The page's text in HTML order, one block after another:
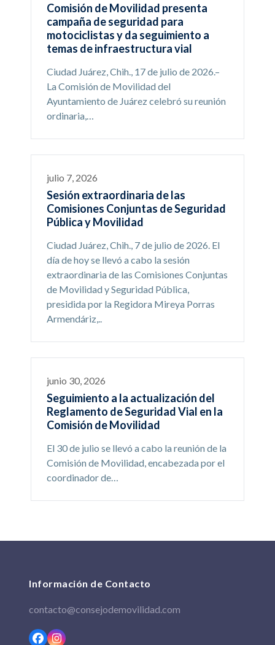
Comisión de Movilidad presenta
campaña de seguridad para
motociclistas y da seguimiento a
temas de infraestructura vial
Ciudad Juárez, Chih., 17 de julio de 2026.–
La Comisión de Movilidad del
Ayuntamiento de Juárez celebró su reunión
ordinaria,…
julio 7, 2026
Sesión extraordinaria de las
Comisiones Conjuntas de Seguridad
Pública y Movilidad
Ciudad Juárez, Chih., 7 de julio de 2026. El
día de hoy se llevó a cabo la sesión
extraordinaria de las Comisiones Conjuntas
de Movilidad y Seguridad Pública,
presidida por la Regidora Mireya Porras
Armendáriz,..
junio 30, 2026
Seguimiento a la actualización del
Reglamento de Seguridad Vial en la
Comisión de Movilidad
El 30 de julio se llevó a cabo la reunión de la
Comisión de Movilidad, encabezada por el
coordinador de…
Información de Contacto
contacto@consejodemovilidad.com